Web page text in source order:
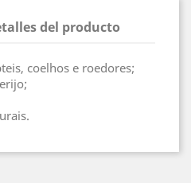
del producto
coelhos e roedores;